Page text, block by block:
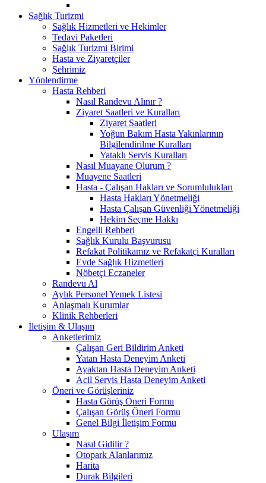
Sağlık Turizmi
Sağlık Hizmetleri ve Hekimler
Tedavi Paketleri
Sağlık Turizmi Birimi
Hasta ve Ziyaretçiler
Şehrimiz
Yönlendirme
Hasta Rehberi
Nasıl Randevu Alınır ?
Ziyaret Saatleri ve Kuralları
Ziyaret Saatleri
Yoğun Bakım Hasta Yakınlarının
Bilgilendirilme Kuralları
Yataklı Servis Kuralları
Nasıl Muayane Olurum ?
Muayene Saatleri
Hasta - Çalışan Hakları ve Sorumlulukları
Hasta Hakları Yönetmeliği
Hasta Çalışan Güvenliği Yönetmeliği
Hekim Seçme Hakkı
Engelli Rehberi
Sağlık Kurulu Başvurusu
Refakat Politikamız ve Refakatçi Kuralları
Evde Sağlık Hizmetleri
Nöbetçi Eczaneler
Randevu Al
Aylık Personel Yemek Listesi
Anlaşmalı Kurumlar
Klinik Rehberleri
İletişim & Ulaşım
Anketlerimiz
Çalışan Geri Bildirim Anketi
Yatan Hasta Deneyim Anketi
Ayaktan Hasta Deneyim Anketi
Acil Servis Hasta Deneyim Anketi
Öneri ve Görüşleriniz
Hasta Görüş Öneri Formu
Çalışan Görüş Öneri Formu
Genel Bilgi İletişim Formu
Ulaşım
Nasıl Gidilir ?
Otopark Alanlarımız
Harita
Durak Bilgileri